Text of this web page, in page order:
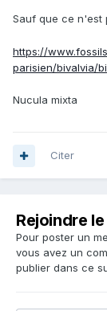
un-fossile-du-
EDIT: Il y a
l'analyse de
spécifiques
Sauf que ce n'est
https://
parisien/bivalvia/
Nucula mixta
Citer
Rejoindre
Pour poster un
vous avez un
publier dans ce